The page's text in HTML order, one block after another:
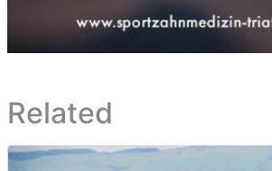
Related